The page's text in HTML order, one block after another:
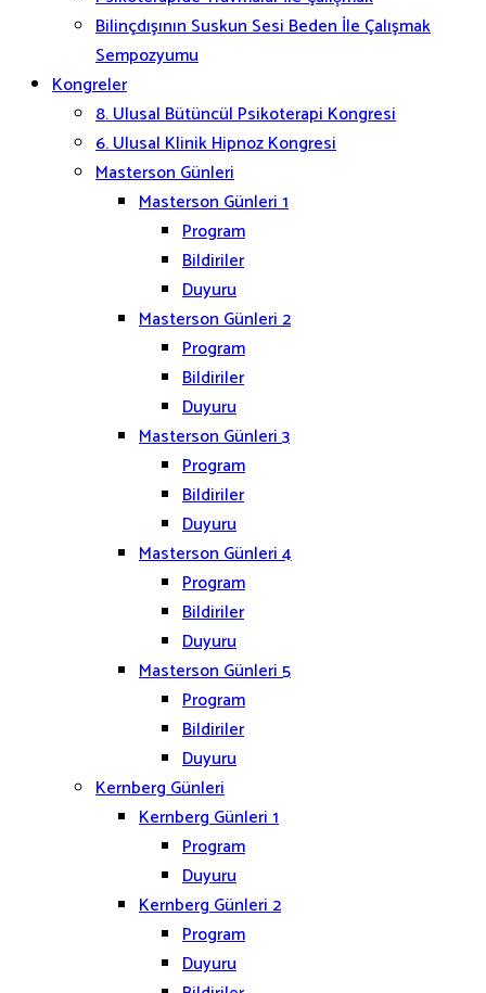
Bilinçdışının Suskun Sesi Beden İle Çalışmak
Sempozyumu
Kongreler
8. Ulusal Bütüncül Psikoterapi Kongresi
6. Ulusal Klinik Hipnoz Kongresi
Masterson Günleri
Masterson Günleri 1
Program
Bildiriler
Duyuru
Masterson Günleri 2
Program
Bildiriler
Duyuru
Masterson Günleri 3
Program
Bildiriler
Duyuru
Masterson Günleri 4
Program
Bildiriler
Duyuru
Masterson Günleri 5
Program
Bildiriler
Duyuru
Kernberg Günleri
Kernberg Günleri 1
Program
Duyuru
Kernberg Günleri 2
Program
Duyuru